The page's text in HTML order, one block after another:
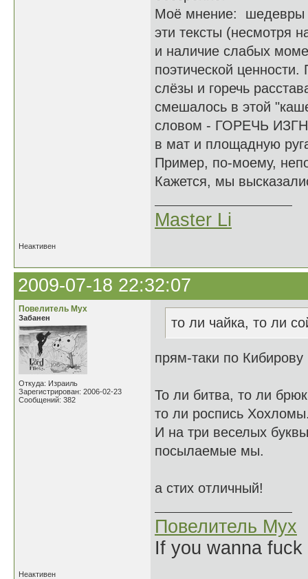
Моё мнение: шедевры
эти тексты (несмотря
и наличие слабых
поэтической
слёзы и горечь
смешалось в этой
словом - ГОРЕЧЬ
в мат и площадную
Пример, по-моему,
Кажется, мы
Master Li
Неактивен
2009-07-18 22:32:07
Повелитель Мух
Забанен
Откуда: Израиль
Зарегистрирован: 2006-02-23
Сообщений: 382
то ли чайка, то ли
прям-таки по Кибирову
То ли битва, то ли
то ли роспись
И на три веселых буквы
посылаемые мы.
а стих отличный!
Повелитель Мух
If you wanna
Неактивен